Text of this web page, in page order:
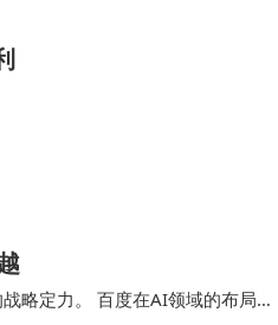
略定力。 百度在AI领域的布局一